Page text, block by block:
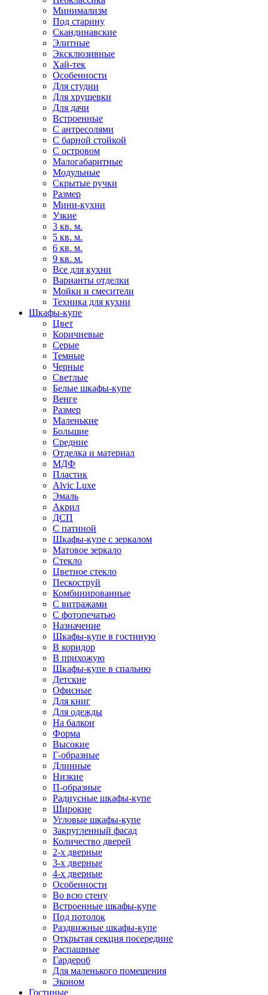
Минимализм
Под старину
Скандинавские
Элитные
Эксклюзивные
Хай-тек
Особенности
Для студии
Для хрущевки
Для дачи
Встроенные
С антресолями
С барной стойкой
С островом
Малогабаритные
Модульные
Скрытые ручки
Размер
Мини-кухни
Узкие
3 кв. м.
5 кв. м.
6 кв. м.
9 кв. м.
Все для кухни
Варианты отделки
Мойки и смесители
Техника для кухни
Шкафы-купе
Цвет
Коричневые
Серые
Темные
Черные
Светлые
Белые шкафы-купе
Венге
Размер
Маленькие
Большие
Средние
Отделка и материал
МДФ
Пластик
Alvic Luxe
Эмаль
Акрил
ДСП
С патиной
Шкафы-купе с зеркалом
Матовое зеркало
Стекло
Цветное стекло
Пескоструй
Комбинированные
С витражами
С фотопечатью
Назначение
Шкафы-купе в гостиную
В коридор
В прихожую
Шкафы-купе в спальню
Детские
Офисные
Для книг
Для одежды
На балкон
Форма
Высокие
Г-образные
Длинные
Низкие
П-образные
Радиусные шкафы-купе
Широкие
Угловые шкафы-купе
Закругленный фасад
Количество дверей
2-х дверные
3-х дверные
4-х дверные
Особенности
Во всю стену
Встроенные шкафы-купе
Под потолок
Раздвижные шкафы-купе
Открытая секция посередине
Распашные
Гардероб
Для маленького помещения
Эконом
Гостиные